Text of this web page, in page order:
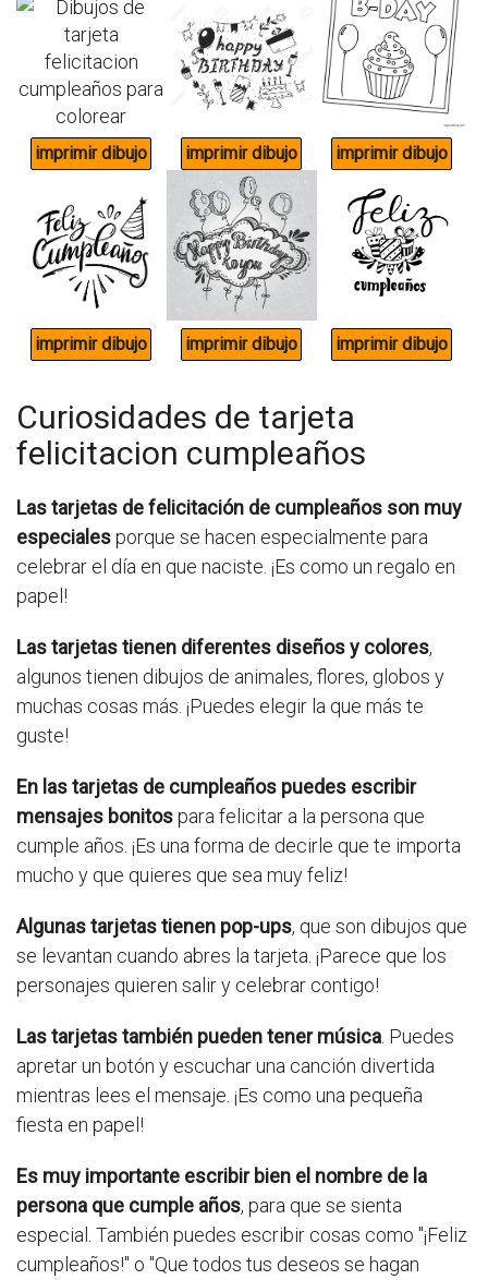
Curiosidades de tarjeta
felicitacion cumpleaños
Las tarjetas de felicitación de cumpleaños son muy
especialesporque se hacen especialmente para
celebrar el día en que naciste. ¡Es como un regalo en
papel!
Las tarjetas tienen diferentes diseños y colores,
algunos tienen dibujos de animales, flores, globos y
muchas cosas más. ¡Puedes elegir la que más te
guste!
En las tarjetas de cumpleaños puedes escribir
mensajes bonitospara felicitar a la persona que
cumple años. ¡Es una forma de decirle que te importa
mucho y que quieres que sea muy feliz!
Algunas tarjetas tienen pop-ups, que son dibujos que
se levantan cuando abres la tarjeta. ¡Parece que los
personajes quieren salir y celebrar contigo!
Las tarjetas también pueden tener música. Puedes
apretar un botón y escuchar una canción divertida
mientras lees el mensaje. ¡Es como una pequeña
fiesta en papel!
Es muy importante escribir bien el nombre de la
persona que cumple años, para que se sienta
especial. También puedes escribir cosas como "¡Feliz
cumpleaños!" o "Que todos tus deseos se hagan